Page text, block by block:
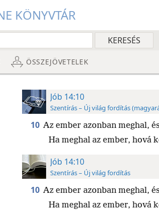
KÖNYVTÁR
ÖSSZEJÖVETELEK
Jób 14:10
Szentírás – Új világ fordítás
10 Az ember azonban meghal,
Ha meghal az ember, hová
Jób 14:10
Szentírás – Új világ fordítás
10 Az ember azonban meghal,
Ha meghal az ember, hová